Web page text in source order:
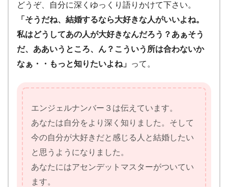
どうぞ、自分に深くゆっくり語りかけて下さい。
「そうだね、結婚するなら大好きな人がいいよね。
私はどうしてあの人が大好きなんだろう？あぁそう
だ、ああいうところ、ん？こういう所は合わないか
なぁ・・もっと知りたいよね」 って。
エンジェルナンバー３は伝えています。
あなたは自分をより深く知りました。そして
今の自分が大好きだと感じる人と結婚したい
と思うようになりました。
あなたにはアセンデットマスターがついてい
ます。